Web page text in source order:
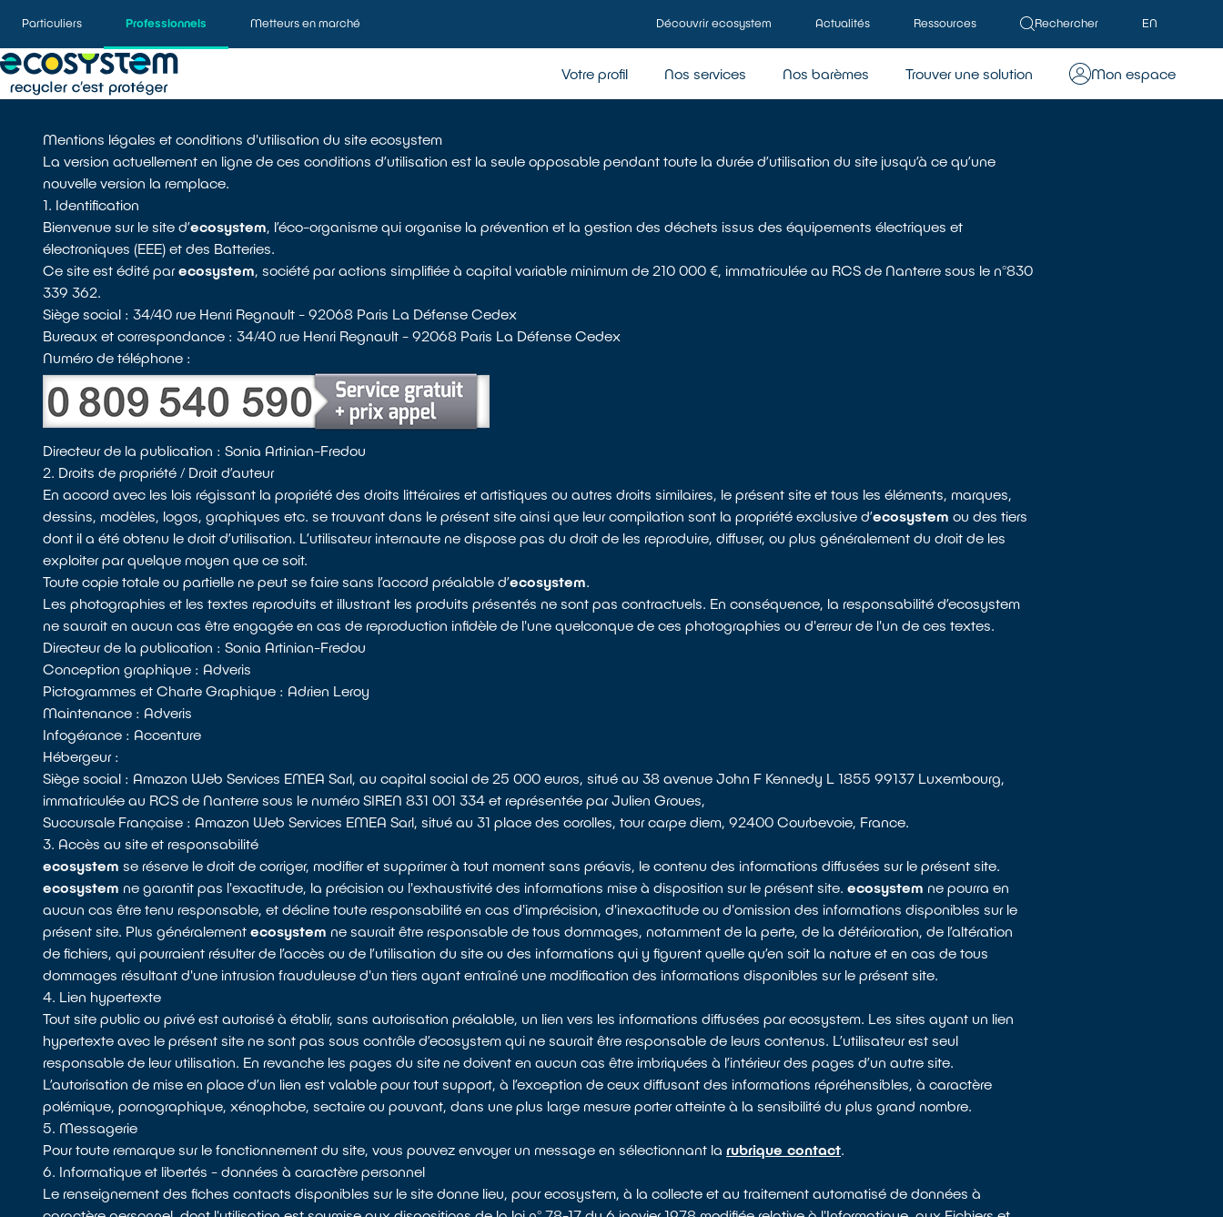
Particuliers Professionnels Metteurs en marché Découvrir ecosystem Actualités Ressources Rechercher EN
Votre profil Nos services Nos barèmes Trouver une solution Mon espace
Mentions légales et conditions d'utilisation du site ecosystem
La version actuellement en ligne de ces conditions d’utilisation est la seule opposable pendant toute la durée d’utilisation du site jusqu’à ce qu’une
nouvelle version la remplace.
1. Identification
Bienvenue sur le site d’ecosystem, l’éco-organisme qui organise la prévention et la gestion des déchets issus des équipements électriques et
électroniques (EEE) et des Batteries.
Ce site est édité parecosystem, société par actions simplifiée à capital variable minimum de 210 000 €, immatriculée au RCS de Nanterre sous le n°830
339 362.
Siège social : 34/40 rue Henri Regnault - 92068 Paris La Défense Cedex
Bureaux et correspondance : 34/40 rue Henri Regnault - 92068 Paris La Défense Cedex
Numéro de téléphone :
Directeur de la publication : Sonia Artinian-Fredou
2. Droits de propriété / Droit d’auteur
En accord avec les lois régissant la propriété des droits littéraires et artistiques ou autres droits similaires, le présent site et tous les éléments, marques,
dessins, modèles, logos, graphiques etc. se trouvant dans le présent site ainsi que leur compilation sont la propriété exclusive d’ecosystem ou des tiers
dont il a été obtenu le droit d’utilisation. L’utilisateur internaute ne dispose pas du droit de les reproduire, diffuser, ou plus généralement du droit de les
exploiter par quelque moyen que ce soit.
Toute copie totale ou partielle ne peut se faire sans l’accord préalable d’ecosystem.
Les photographies et les textes reproduits et illustrant les produits présentés ne sont pas contractuels. En conséquence, la responsabilité d’ecosystem
ne saurait en aucun cas être engagée en cas de reproduction infidèle de l'une quelconque de ces photographies ou d'erreur de l'un de ces textes.
Directeur de la publication : Sonia Artinian-Fredou
Conception graphique : Adveris
Pictogrammes et Charte Graphique : Adrien Leroy
Maintenance : Adveris
Infogérance : Accenture
Hébergeur :
Siège social : Amazon Web Services EMEA Sarl, au capital social de 25 000 euros, situé au 38 avenue John F Kennedy L 1855 99137 Luxembourg,
immatriculée au RCS de Nanterre sous le numéro SIREN 831 001 334 et représentée par Julien Groues,
Succursale Française : Amazon Web Services EMEA Sarl, situé au 31 place des corolles, tour carpe diem, 92400 Courbevoie, France.
3. Accès au site et responsabilité
ecosystem se réserve le droit de corriger, modifier et supprimer à tout moment sans préavis, le contenu des informations diffusées sur le présent site.
ecosystem ne garantit pas l'exactitude, la précision ou l'exhaustivité des informations mise à disposition sur le présent site.ecosystem ne pourra en
aucun cas être tenu responsable, et décline toute responsabilité en cas d'imprécision, d'inexactitude ou d'omission des informations disponibles sur le
présent site. Plus généralementecosystem ne saurait être responsable de tous dommages, notamment de la perte, de la détérioration, de l’altération
de fichiers, qui pourraient résulter de l’accès ou de l’utilisation du site ou des informations qui y figurent quelle qu’en soit la nature et en cas de tous
dommages résultant d'une intrusion frauduleuse d'un tiers ayant entraîné une modification des informations disponibles sur le présent site.
4. Lien hypertexte
Tout site public ou privé est autorisé à établir, sans autorisation préalable, un lien vers les informations diffusées par ecosystem. Les sites ayant un lien
hypertexte avec le présent site ne sont pas sous contrôle d’ecosystem qui ne saurait être responsable de leurs contenus. L’utilisateur est seul
responsable de leur utilisation. En revanche les pages du site ne doivent en aucun cas être imbriquées à l’intérieur des pages d’un autre site.
L’autorisation de mise en place d’un lien est valable pour tout support, à l’exception de ceux diffusant des informations répréhensibles, à caractère
polémique, pornographique, xénophobe, sectaire ou pouvant, dans une plus large mesure porter atteinte à la sensibilité du plus grand nombre.
5. Messagerie
Pour toute remarque sur le fonctionnement du site, vous pouvez envoyer un message en sélectionnant larubrique contact.
6. Informatique et libertés - données à caractère personnel
Le renseignement des fiches contacts disponibles sur le site donne lieu, pour ecosystem, à la collecte et au traitement automatisé de données à